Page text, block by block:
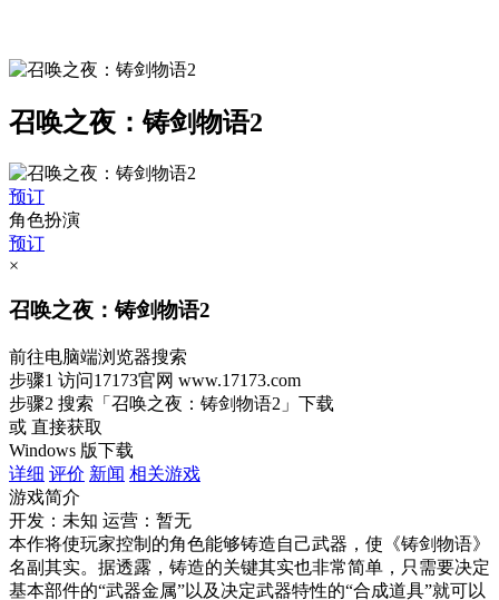
召唤之夜：铸剑物语2
预订
角色扮演
预订
×
召唤之夜：铸剑物语2
前往电脑端浏览器搜索
步骤1 访问17173官网 www.17173.com
步骤2 搜索 「召唤之夜：铸剑物语2」 下载
或 直接获取
Windows 版下载
详细 评价 新闻 相关游戏
游戏简介
开发：未知 运营：暂无
本作将使玩家控制的角色能够铸造自己武器，使《铸剑物语》
名副其实。据透露，铸造的关键其实也非常简单，只需要决定
基本部件的“武器金属”以及决定武器特性的“合成道具”就可以